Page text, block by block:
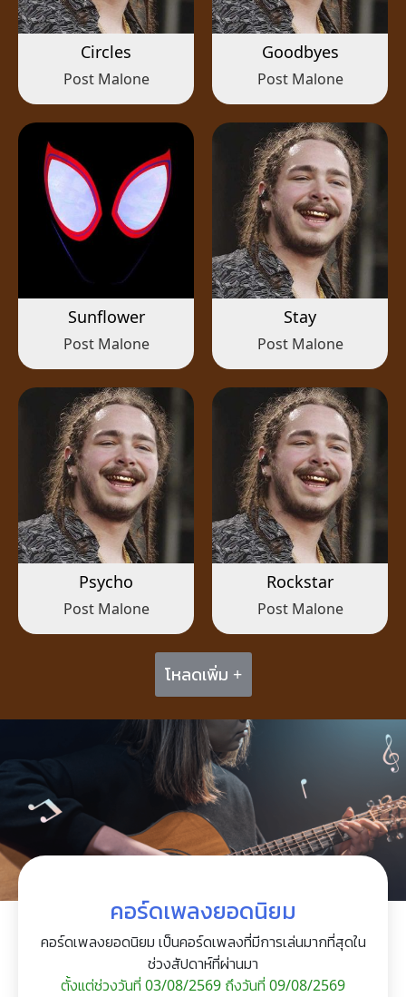
Circles
Post Malone
Goodbyes
Post Malone
Sunflower
Post Malone
Stay
Post Malone
Psycho
Post Malone
Rockstar
Post Malone
โหลดเพิ่ม +
คอร์ดเพลงยอดนิยม
คอร์ดเพลงยอดนิยม เป็นคอร์ดเพลงที่มีการเล่นมากที่สุดใน
ช่วงสัปดาห์ที่ผ่านมา
ตั้งแต่ช่วงวันที่ 03/08/2569 ถึงวันที่ 09/08/2569